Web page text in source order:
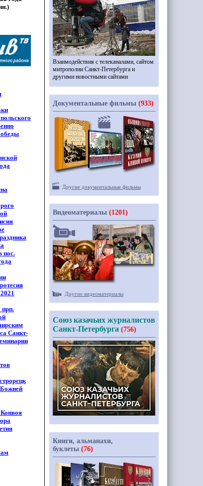
пос.
прп.
Санкт-
Взаимодействия с телеканалами, сайтом
митрополии Санкт-Петербурга и
другими новостными сайтами
Документальные фильмы (933)
Другие документальные фильмы
Видеоматериалы (1201)
Другие видеоматериалы
Союз казачьих журналистов
Санкт-Петербурга (756)
Книги, альманахи,
буклеты (76)